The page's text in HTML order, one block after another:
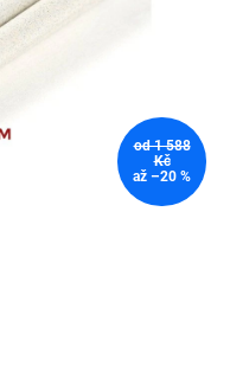
od 1 588
Kč
až –20 %